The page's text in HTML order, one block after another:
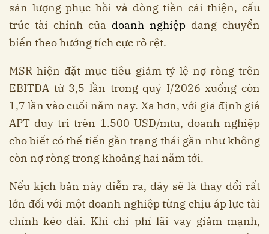
sản lượng phục hồi và dòng tiền cải thiện, cấu
trúc tài chính của doanh nghiệp đang chuyển
biến theo hướng tích cực rõ rệt.
MSR hiện đặt mục tiêu giảm tỷ lệ nợ ròng trên
EBITDA từ 3,5 lần trong quý I/2026 xuống còn
1,7 lần vào cuối năm nay. Xa hơn, với giả định giá
APT duy trì trên 1.500 USD/mtu, doanh nghiệp
cho biết có thể tiến gần trạng thái gần như không
còn nợ ròng trong khoảng hai năm tới.
Nếu kịch bản này diễn ra, đây sẽ là thay đổi rất
lớn đối với một doanh nghiệp từng chịu áp lực tài
chính kéo dài. Khi chi phí lãi vay giảm mạnh,